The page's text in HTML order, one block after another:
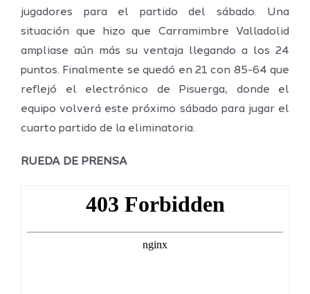
jugadores para el partido del sábado. Una
situación que hizo que Carramimbre Valladolid
ampliase aún más su ventaja llegando a los 24
puntos. Finalmente se quedó en 21 con 85-64 que
reflejó el electrónico de Pisuerga, donde el
equipo volverá este próximo sábado para jugar el
cuarto partido de la eliminatoria.
RUEDA DE PRENSA